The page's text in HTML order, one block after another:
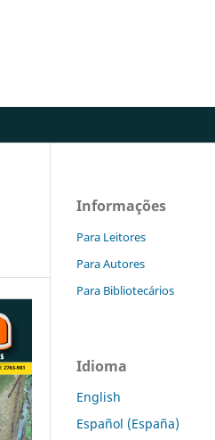
Informações
Para Leitores
Para Autores
Para Bibliotecários
Idioma
English
Español (España)